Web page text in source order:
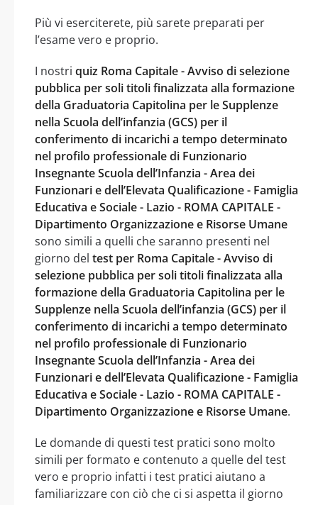
Più vi eserciterete, più sarete preparati per
l’esame vero e proprio.
I nostri quiz Roma Capitale - Avviso di selezione
pubblica per soli titoli finalizzata alla formazione
della Graduatoria Capitolina per le Supplenze
nella Scuola dell’infanzia (GCS) per il
conferimento di incarichi a tempo determinato
nel profilo professionale di Funzionario
Insegnante Scuola dell’Infanzia - Area dei
Funzionari e dell’Elevata Qualificazione - Famiglia
Educativa e Sociale - Lazio - ROMA CAPITALE -
Dipartimento Organizzazione e Risorse Umane
sono simili a quelli che saranno presenti nel
giorno del test per Roma Capitale - Avviso di
selezione pubblica per soli titoli finalizzata alla
formazione della Graduatoria Capitolina per le
Supplenze nella Scuola dell’infanzia (GCS) per il
conferimento di incarichi a tempo determinato
nel profilo professionale di Funzionario
Insegnante Scuola dell’Infanzia - Area dei
Funzionari e dell’Elevata Qualificazione - Famiglia
Educativa e Sociale - Lazio - ROMA CAPITALE -
Dipartimento Organizzazione e Risorse Umane.
Le domande di questi test pratici sono molto
simili per formato e contenuto a quelle del test
vero e proprio infatti i test pratici aiutano a
familiarizzare con ciò che ci si aspetta il giorno